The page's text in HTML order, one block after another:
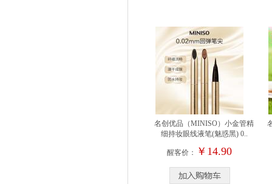
名创优品（MINISO）小金管精
细持妆眼线液笔(魅惑黑) 0..
醒客价： ￥14.90